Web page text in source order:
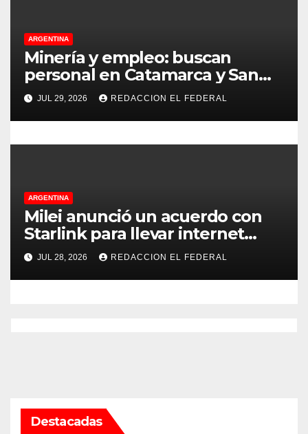
a
s
ARGENTINA
Minería y empleo: buscan
personal en Catamarca y San
Juan para distintos puestos
JUL 29, 2026 REDACCION EL FEDERAL
ARGENTINA
Milei anunció un acuerdo con
Starlink para llevar internet
satelital a 6.000 escuelas
rurales en todo el país
JUL 28, 2026 REDACCION EL FEDERAL
Destacadas